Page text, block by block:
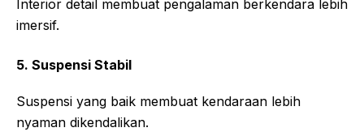
Interior detail membuat pengalaman berkendara lebih
imersif.
5. Suspensi Stabil
Suspensi yang baik membuat kendaraan lebih
nyaman dikendalikan.